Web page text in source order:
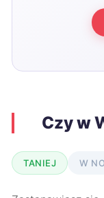
Czy w
TANIEJ W